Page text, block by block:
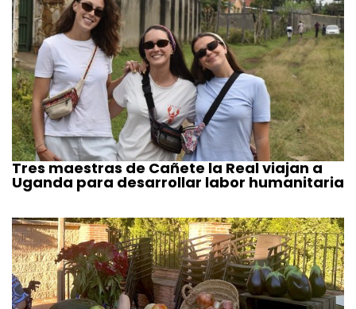
Tres maestras de Cañete la Real viajan a
Uganda para desarrollar labor humanitaria